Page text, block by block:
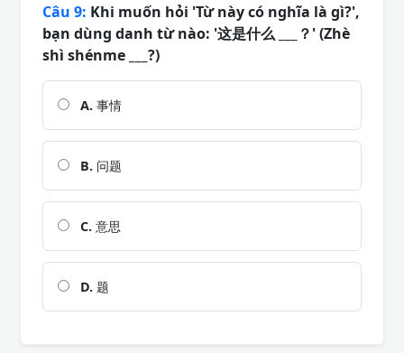
Câu 9: Khi muốn hỏi 'Từ này có nghĩa là gì?',
bạn dùng danh từ nào: '这是什么 ___？' (Zhè
shì shénme ___?)
A. 事情
B. 问题
C. 意思
D. 题